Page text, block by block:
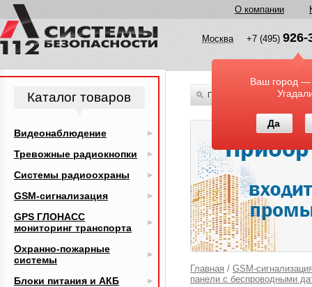
О компании
Москва +7 (495) 926-
Ваш город —
Да
По всему каталогу
Главная / GSM-
панели с беспроводными
Каталог товаров
Видеонаблюдение
Тревожные радиокнопки
Системы радиоохраны
GSM-сигнализация
GPS ГЛОНАСС
мониторинг транспорта
Охранно-пожарные
системы
Блоки питания и АКБ